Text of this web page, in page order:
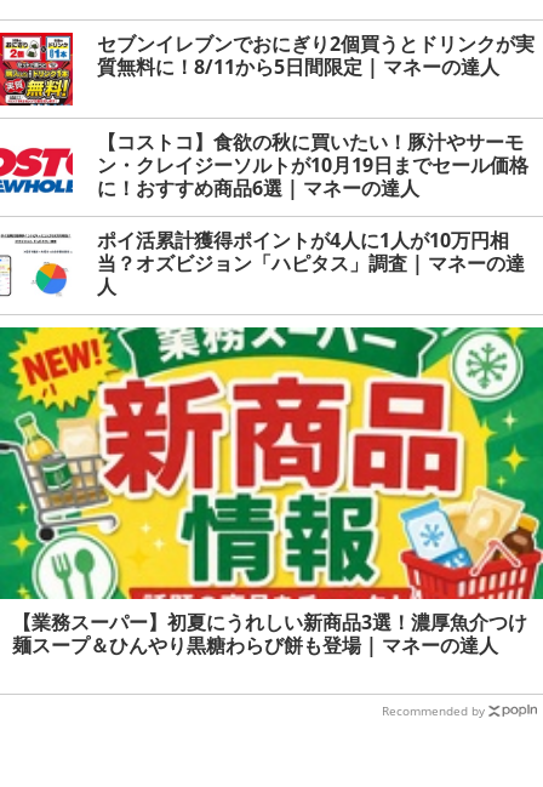
セブンイレブンでおにぎり2個買うとドリンクが実
質無料に！8/11から5日間限定 | マネーの達人
【コストコ】食欲の秋に買いたい！豚汁やサーモ
ン・クレイジーソルトが10月19日までセール価格
に！おすすめ商品6選 | マネーの達人
ポイ活累計獲得ポイントが4人に1人が10万円相
当？オズビジョン「ハピタス」調査 | マネーの達
人
【業務スーパー】初夏にうれしい新商品3選！濃厚魚介つけ
麺スープ＆ひんやり黒糖わらび餅も登場 | マネーの達人
Recommended by